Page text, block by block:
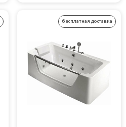
бесплатная доставка